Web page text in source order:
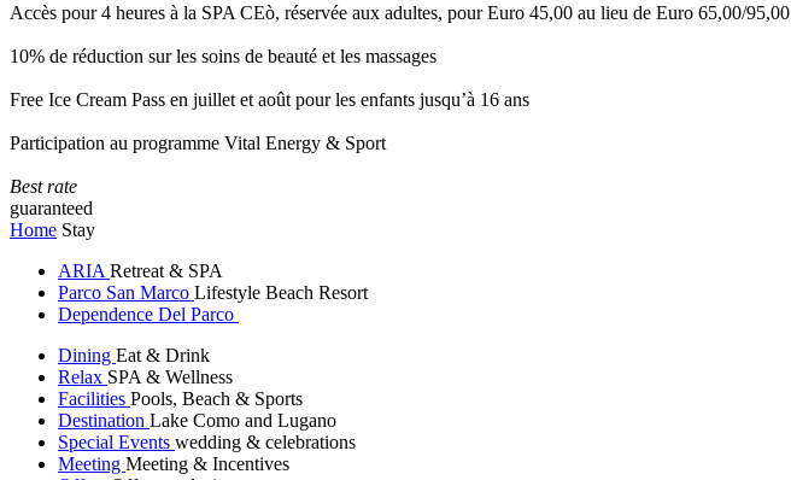
Accès pour 4 heures à la SPA CEò, réservée aux adultes, pour Euro 45,00 au lieu de Euro 65,00/95,00
10% de réduction sur les soins de beauté et les massages
Free Ice Cream Pass en juillet et août pour les enfants jusqu’à 16 ans
Participation au programme Vital Energy & Sport
Best rate
guaranteed
Home Stay
ARIA Retreat & SPA
Parco San Marco Lifestyle Beach Resort
Dependence Del Parco
Dining Eat & Drink
Relax SPA & Wellness
Facilities Pools, Beach & Sports
Destination Lake Como and Lugano
Special Events wedding & celebrations
Meeting Meeting & Incentives